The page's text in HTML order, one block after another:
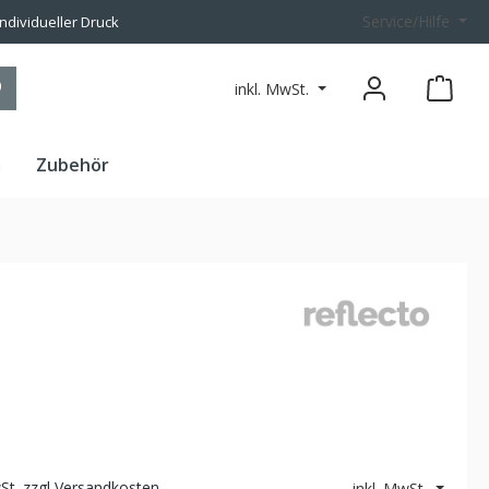
Druck Service/Hilfe
inkl. MwSt.
Zubehör